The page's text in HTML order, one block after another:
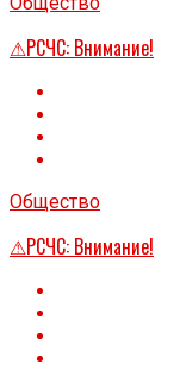
⚠РСЧС: Внимание!
Общество
⚠РСЧС: Внимание!